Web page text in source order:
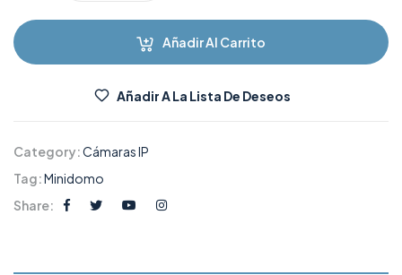
Añadir Al Carrito
Añadir A La Lista De Deseos
Category:Cámaras IP
Tag:Minidomo
Share: